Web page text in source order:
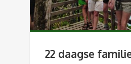
22 daagse